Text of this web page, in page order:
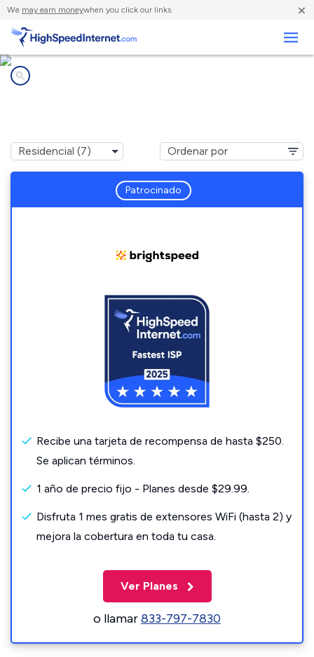
We may earn moneywhen you click our links. ×
Patrocinado
Recibe una tarjeta de recompensa de hasta $250.
Se aplican términos.
1 año de precio fijo - Planes desde $29.99.
Disfruta 1 mes gratis de extensores WiFi (hasta 2) y
mejora la cobertura en toda tu casa.
Ver Planes
o llamar833-797-7830